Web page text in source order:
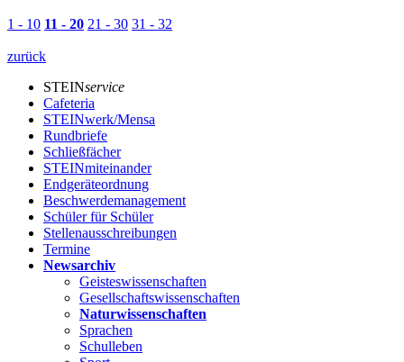
1 - 10 11 - 20 21 - 30 31 - 32
zurück
STEINservice
Cafeteria
STEINwerk/Mensa
Rundbriefe
Schließfächer
STEINmiteinander
Endgeräteordnung
Beschwerdemanagement
Schüler für Schüler
Stellenausschreibungen
Termine
Newsarchiv
Geisteswissenschaften
Gesellschaftswissenschaften
Naturwissenschaften
Sprachen
Schulleben